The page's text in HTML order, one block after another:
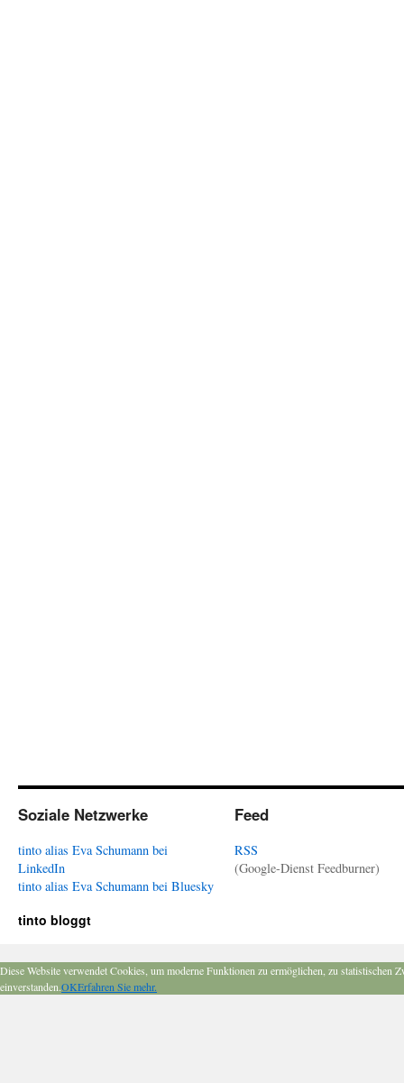
Soziale Netzwerke
tinto alias Eva Schumann bei
LinkedIn
tinto alias Eva Schumann bei Bluesky
Feed
RSS
(Google-Dienst Feedburner)
tinto bloggt
Diese Website verwendet Cookies, um moderne Funktionen zu ermöglichen, zu
einverstanden.OKErfahren Sie mehr.